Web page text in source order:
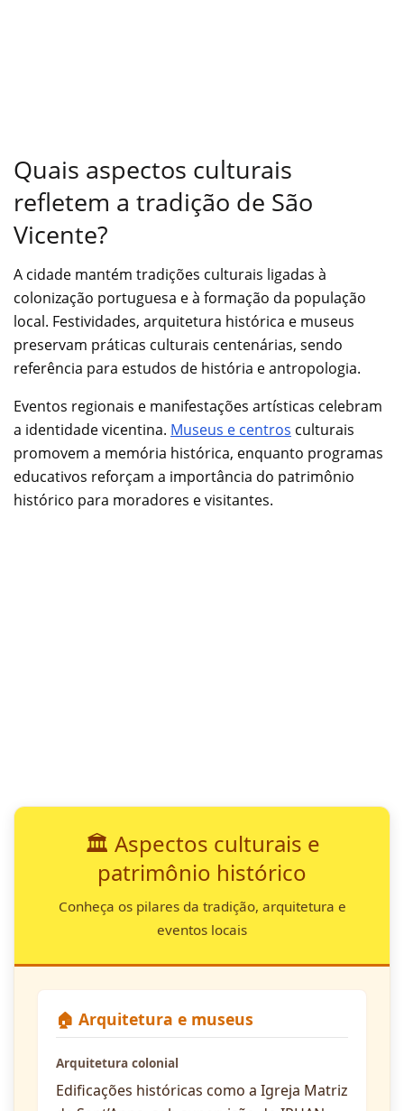
Quais aspectos culturais
refletem a tradição de São
Vicente?
A cidade mantém tradições culturais ligadas à
colonização portuguesa e à formação da população
local. Festividades, arquitetura histórica e museus
preservam práticas culturais centenárias, sendo
referência para estudos de história e antropologia.
Eventos regionais e manifestações artísticas celebram
a identidade vicentina. Museus e centros culturais
promovem a memória histórica, enquanto programas
educativos reforçam a importância do patrimônio
histórico para moradores e visitantes.
🏛️ Aspectos culturais e
patrimônio histórico
Conheça os pilares da tradição, arquitetura e
eventos locais
🏠 Arquitetura e museus
Arquitetura colonial
Edificações históricas como a Igreja Matriz